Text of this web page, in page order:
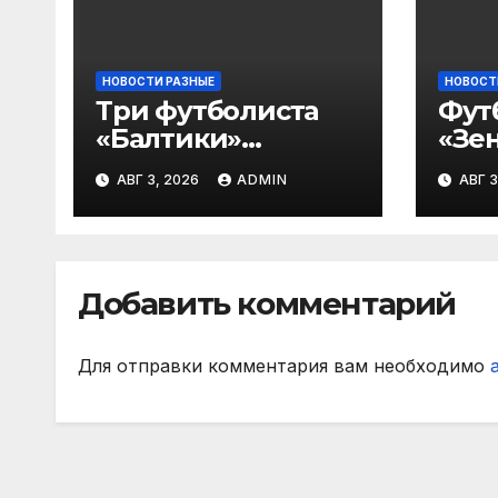
НОВОСТИ РАЗНЫЕ
Три футболиста
«Балтики»
включены в
символическую
сборную 2‑го тура
МАТЧ ПРЕМЬЕР
АВГ 3, 2026 ADMIN
«Не
— в
АВГ
Добавить комментарий
Для отправки комментария вам необходимо